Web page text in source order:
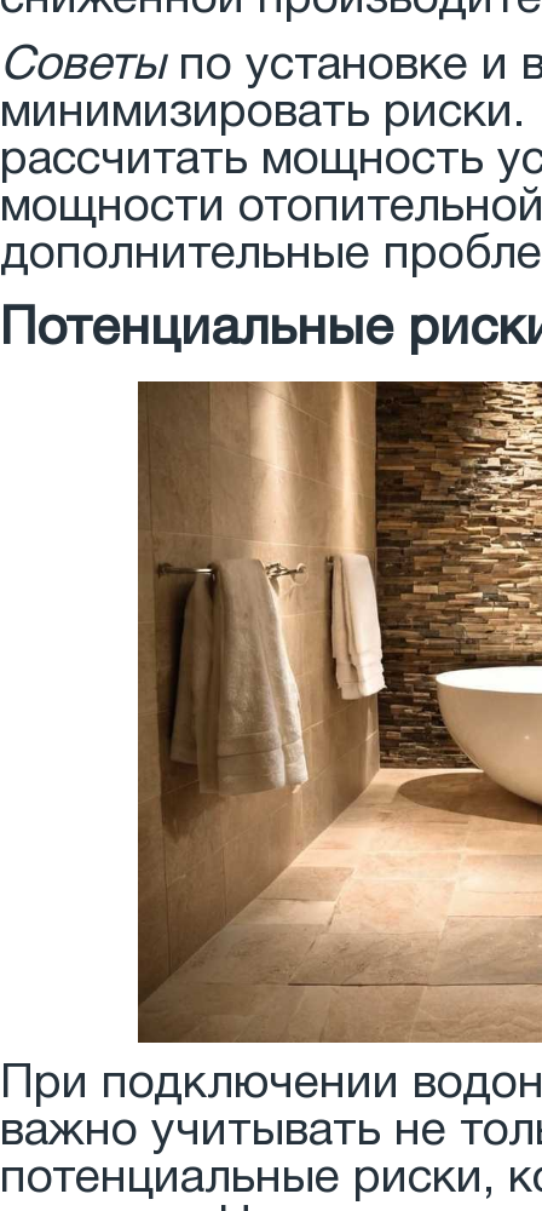
Советыпо установке и
минимизировать
рассчитать мощность
мощности
дополнительные
Потенциальные
При подключении
важно учитывать не
потенциальные риски,